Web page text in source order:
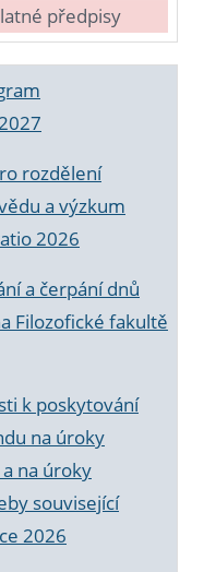
předpisy
rozdělení
a výzkum
2026
a čerpání dnů
Filozofické fakultě
k poskytování
na úroky
na úroky
související
2026